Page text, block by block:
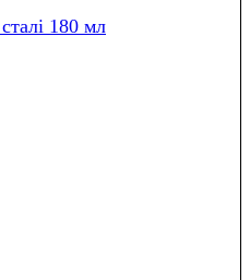
180 мл